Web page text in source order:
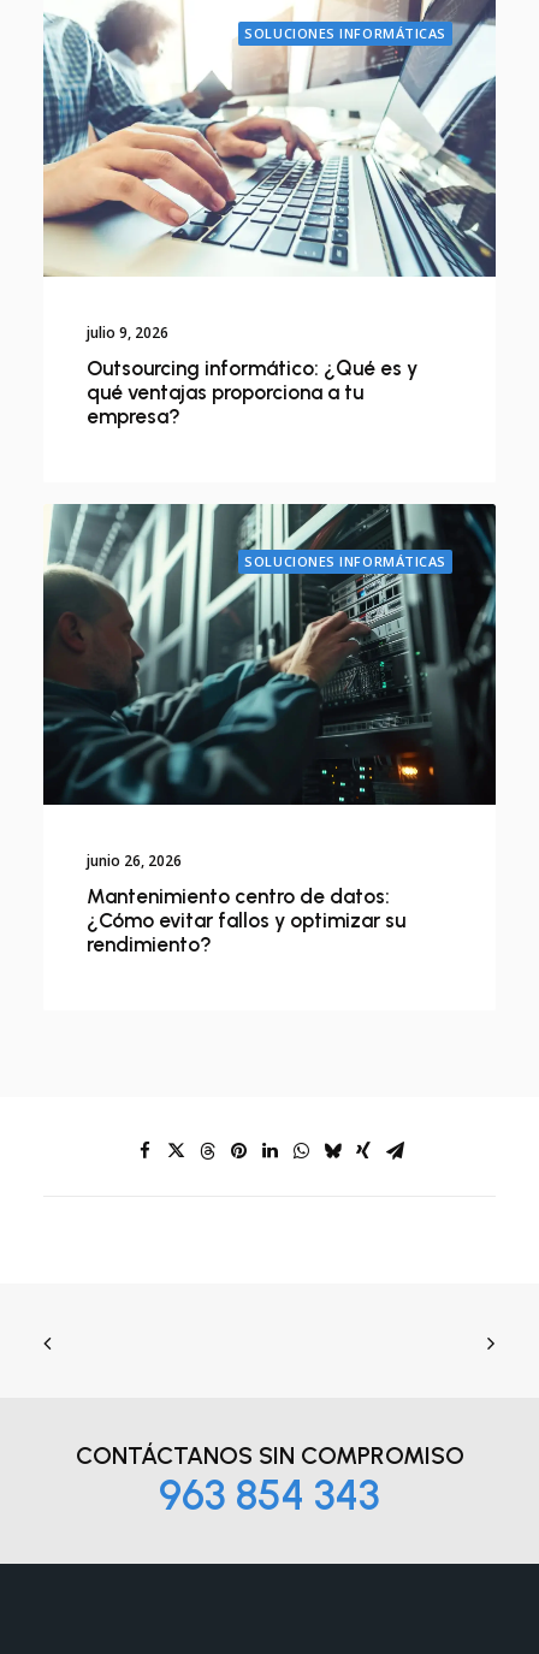
SOLUCIONES INFORMÁTICAS
julio 9, 2026
Outsourcing informático: ¿Qué es y
qué ventajas proporciona a tu
empresa?
SOLUCIONES INFORMÁTICAS
junio 26, 2026
Mantenimiento centro de datos:
¿Cómo evitar fallos y optimizar su
rendimiento?
CONTÁCTANOS SIN COMPROMISO
963 854 343